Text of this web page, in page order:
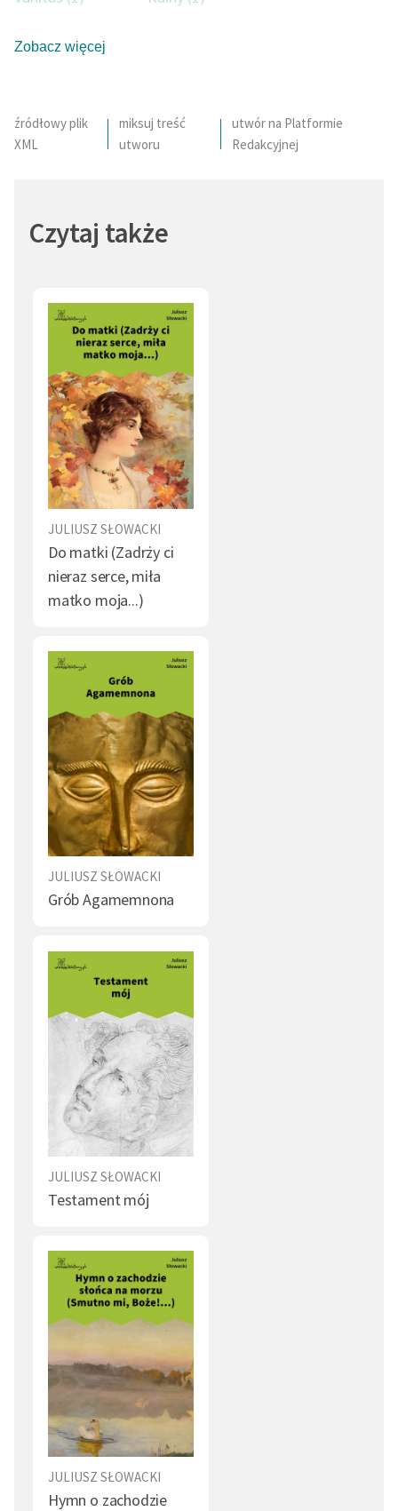
Sztuka (1)
Zobacz więcej
źródłowy plik
XML
miksuj treść
utworu
utwór na Platformie
Redakcyjnej
Czytaj także
JULIUSZ SŁOWACKI
Do matki (Zadrży ci
nieraz serce, miła
matko moja...)
JULIUSZ SŁOWACKI
Grób Agamemnona
JULIUSZ SŁOWACKI
Testament mój
JULIUSZ SŁOWACKI
Hymn o zachodzie